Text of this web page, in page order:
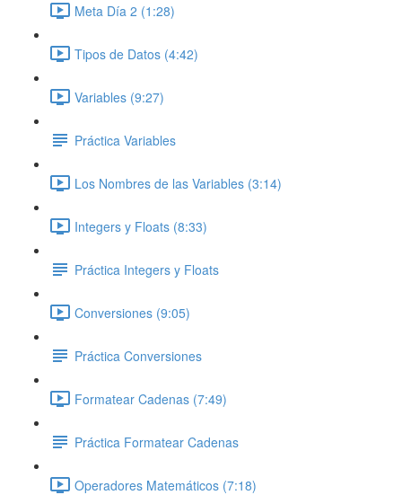
Meta Día 2 (1:28)
Tipos de Datos (4:42)
Variables (9:27)
Práctica Variables
Los Nombres de las Variables (3:14)
Integers y Floats (8:33)
Práctica Integers y Floats
Conversiones (9:05)
Práctica Conversiones
Formatear Cadenas (7:49)
Práctica Formatear Cadenas
Operadores Matemáticos (7:18)